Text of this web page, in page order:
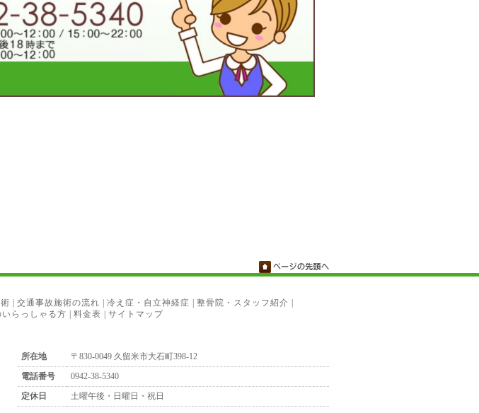
交通事故施術の流れ 冷え症・自立神経症 整骨院・スタッフ紹介
いらっしゃる方 料金表 サイトマップ
所在地
〒830-0049 久留米市大石町398-12
電話番号
0942-38-5340
定休日
土曜午後・日曜日・祝日